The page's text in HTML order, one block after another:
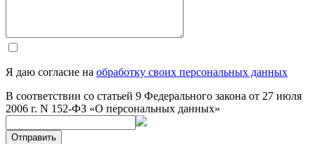
Я даю согласие на обработку своих персональных данных
В соответствии со статьей 9 Федерального закона от 27 июля
2006 г. N 152-ФЗ «О персональных данных»
Отправить